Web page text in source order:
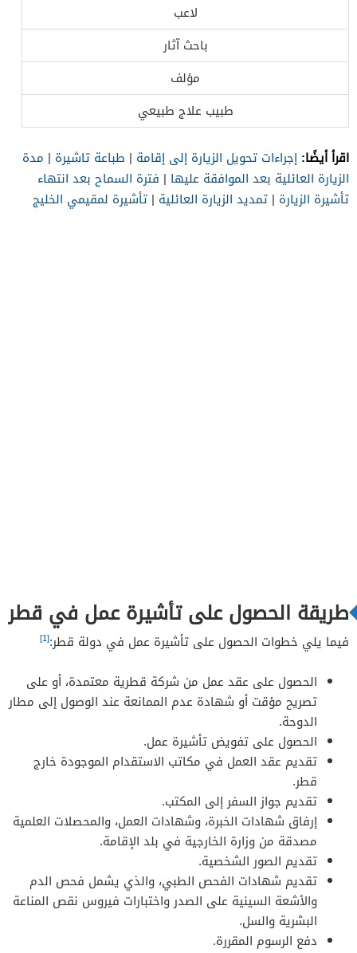
لاعب
باحث آثار
مؤلف
طبيب علاج طبيعي
اقرأ أيضًا: إجراءات تحويل الزيارة إلى إقامة | طباعة تاشيرة | مدة
الزيارة العائلية بعد الموافقة عليها | فترة السماح بعد انتهاء
تأشيرة الزيارة | تمديد الزيارة العائلية | تأشيرة لمقيمي الخليج
طريقة الحصول على تأشيرة عمل في قطر
فيما يلي خطوات الحصول على تأشيرة عمل في دولة قطر:[1]
الحصول على عقد عمل من شركة قطرية معتمدة، أو على
تصريح مؤقت أو شهادة عدم الممانعة عند الوصول إلى مطار
الدوحة.
الحصول على تفويض تأشيرة عمل.
تقديم عقد العمل في مكاتب الاستقدام الموجودة خارج
قطر.
تقديم جواز السفر إلى المكتب.
إرفاق شهادات الخبرة، وشهادات العمل، والمحصلات العلمية
مصدقة من وزارة الخارجية في بلد الإقامة.
تقديم الصور الشخصية.
تقديم شهادات الفحص الطبي، والذي يشمل فحص الدم
والأشعة السينية على الصدر واختبارات فيروس نقص المناعة
البشرية والسل.
دفع الرسوم المقررة.